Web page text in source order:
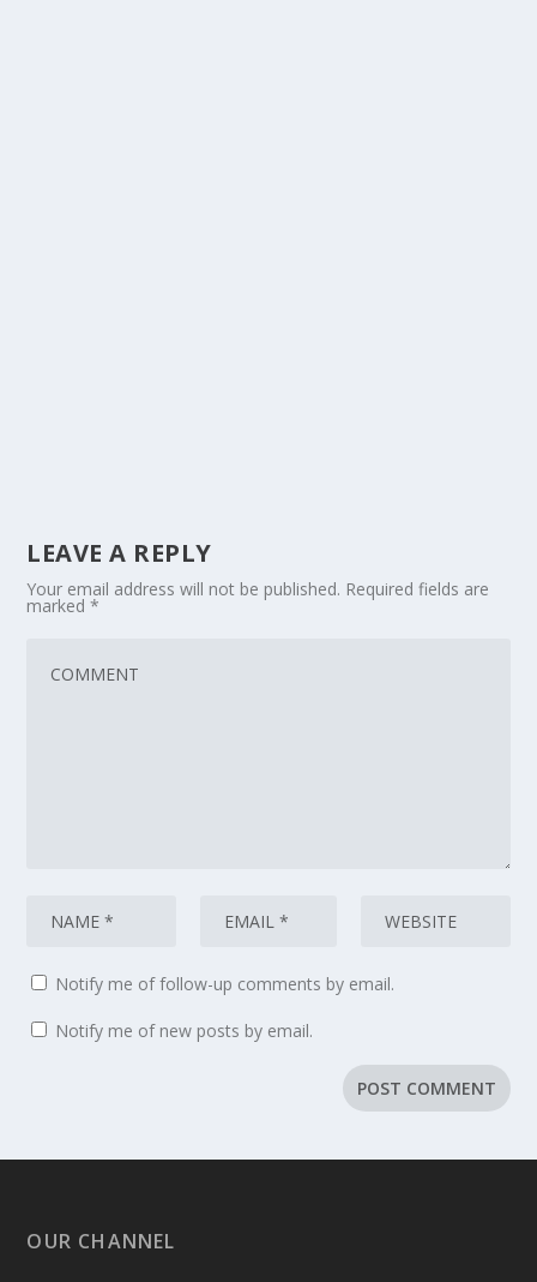
LEAVE A REPLY
Your email address will not be published. Required fields are
marked*
Notify me of follow-up comments by email.
Notify me of new posts by email.
OUR CHANNEL